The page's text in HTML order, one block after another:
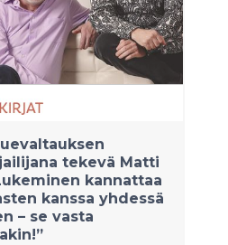
tekevä Matti
kannattaa
kanssa yhdessä
– se vasta